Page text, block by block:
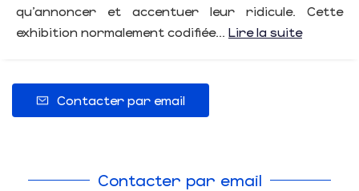
qu’annoncer et accentuer leur ridicule. Cette
exhibition normalement codifiée... Lire la suite
Contacter par email
Contacter par email